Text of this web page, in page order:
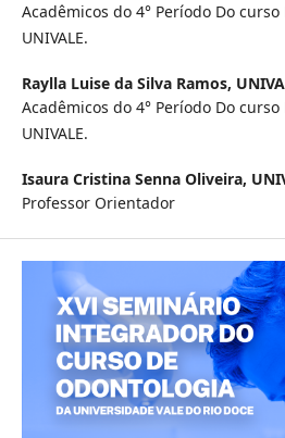
Acadêmicos do 4° Período Do
UNIVALE.
Raylla Luise da Silva Ramos,
Acadêmicos do 4° Período Do
UNIVALE.
Isaura Cristina Senna Oliveira,
Professor Orientador